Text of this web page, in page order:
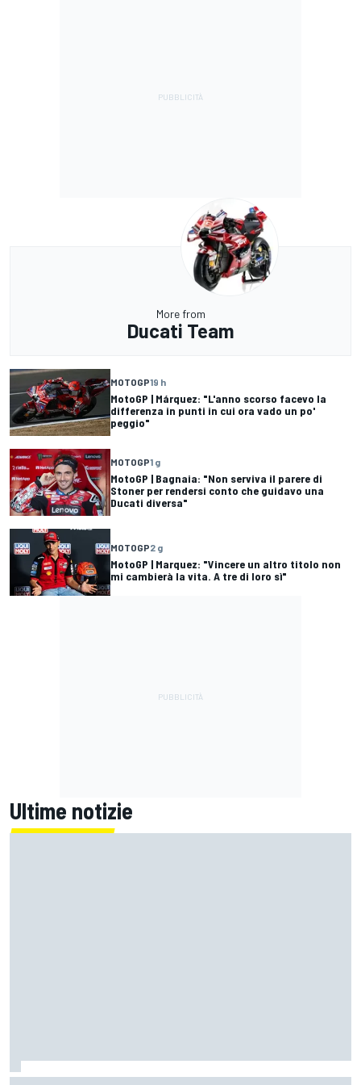
More from
Ducati Team
MOTOGP19 h
MotoGP | Márquez: "L'anno scorso facevo la
differenza in punti in cui ora vado un po'
peggio"
MOTOGP1 g
MotoGP | Bagnaia: "Non serviva il parere di
Stoner per rendersi conto che guidavo una
Ducati diversa"
MOTOGP2 g
MotoGP | Marquez: "Vincere un altro titolo non
mi cambierà la vita. A tre di loro sì"
Ultime notizie